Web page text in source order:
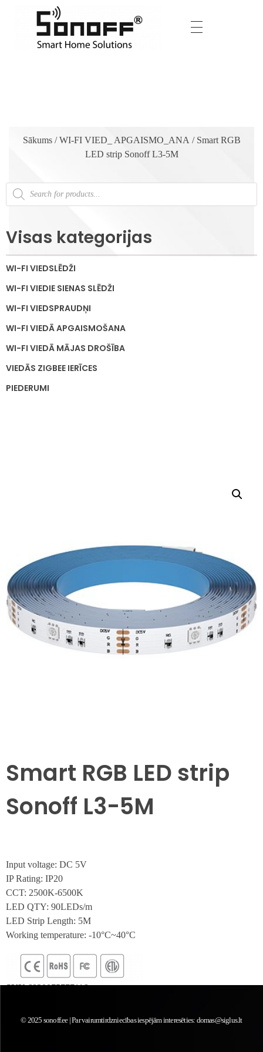
Sākums/WI-FI VIED_ APGAISMO_ANA / Smart RGB
LED strip Sonoff L3-5M
Visas kategorijas
WI-FI VIEDSLĒDŽI
WI-FI VIEDIE SIENAS SLĒDŽI
WI-FI VIEDSPRAUDŅI
WI-FI VIEDĀ APGAISMOŠANA
WI-FI VIEDĀ MĀJAS DROŠĪBA
VIEDĀS ZIGBEE IERĪCES
PIEDERUMI
Smart RGB LED strip
Sonoff L3-5M
Input voltage: DC 5V
IP Rating: IP20
CCT: 2500K-6500K
LED QTY: 90LEDs/m
LED Strip Length: 5M
Working temperature: -10°C~40°C
SKU6920075777116
© 2025 sonoff.ee | Par vairumtirdzniecības iespējām interesēties: domas@siglus.lt